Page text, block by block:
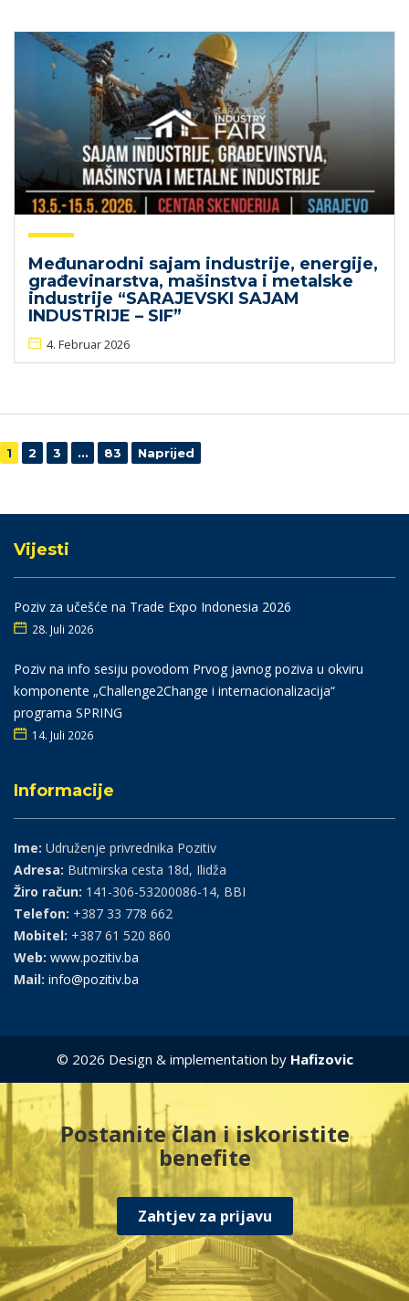
Međunarodni sajam industrije, energije,
građevinarstva, mašinstva i metalske
industrije “SARAJEVSKI SAJAM
INDUSTRIJE – SIF”
4. Februar 2026
Navigacija
1 2 3 … 83 Naprijed
Vijesti
Poziv za učešće na Trade Expo Indonesia 2026
28. Juli 2026
Poziv na info sesiju povodom Prvog javnog poziva u okviru
komponente „Challenge2Change i internacionalizacija“
programa SPRING
14. Juli 2026
Informacije
Ime: Udruženje privrednika Pozitiv
Adresa: Butmirska cesta 18d, Ilidža
Žiro račun: 141-306-53200086-14, BBI
Telefon: +387 33 778 662
Mobitel: +387 61 520 860
Web: www.pozitiv.ba
Mail: info@pozitiv.ba
© 2026 Design & implementation by Hafizovic
Postanite član i iskoristite
benefite
Zahtjev za prijavu